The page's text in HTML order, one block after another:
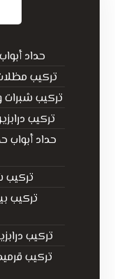
حداد أبواب
تركيب مظلات
تركيب شبرات
تركيب درابزين
تركيب
تركيب
تركيب درابزين